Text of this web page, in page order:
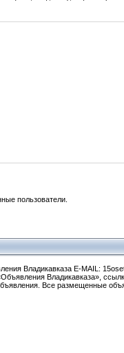
пользователи.
Владикавказа E-MAIL:
Владикавказа»,
Все размещенные